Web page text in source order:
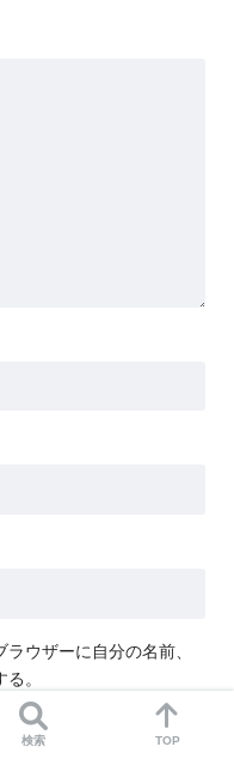
ウザーに自分の名前、
。
検索 TOP